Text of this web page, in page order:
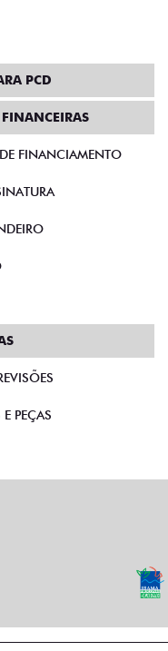
PCD
FINANCEIRAS
FINANCIAMENTO
PEÇAS